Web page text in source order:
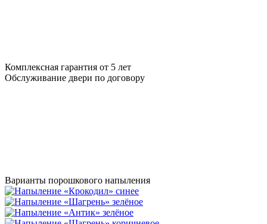
Комплексная гарантия от 5 лет
Обслуживание двери по договору
Варианты порошкового напыления